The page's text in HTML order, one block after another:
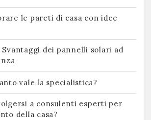
le pareti di casa con idee
dei pannelli solari ad
vale la specialistica?
a consulenti esperti per
della casa?